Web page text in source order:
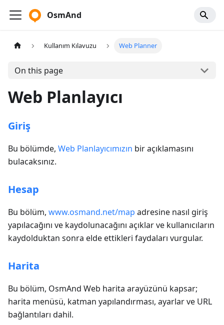
OsmAnd
Kullanım Kılavuzu Web Planner
On this page
Web Planlayıcı
Giriş
Bu bölümde, Web Planlayıcımızın bir açıklamasını
bulacaksınız.
Hesap
Bu bölüm, www.osmand.net/map adresine nasıl giriş
yapılacağını ve kaydolunacağını açıklar ve kullanıcıların
kaydolduktan sonra elde ettikleri faydaları vurgular.
Harita
Bu bölüm, OsmAnd Web harita arayüzünü kapsar;
harita menüsü, katman yapılandırması, ayarlar ve URL
bağlantıları dahil.